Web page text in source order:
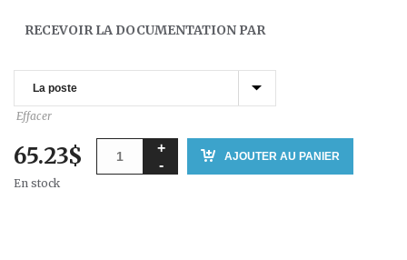
RECEVOIR LA DOCUMENTATION PAR
Effacer
65.23$
En stock
AJOUTER AU PANIER